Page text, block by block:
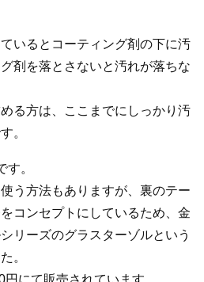
いるとコーティング剤の下に汚
剤を落とさないと汚れが落ちな
る方は、ここまでにしっかり汚
。
。
う方法もありますが、裏のテー
コンセプトにしているため、金
リーズのグラスターゾルという
。